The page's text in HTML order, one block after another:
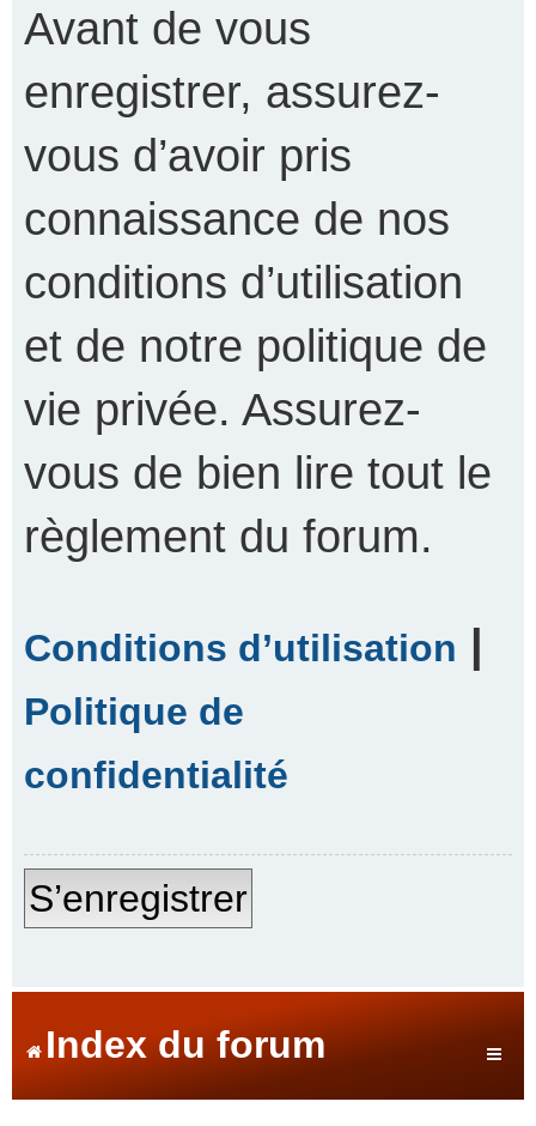
Avant de vous
enregistrer, assurez-
vous d’avoir pris
connaissance de nos
conditions d’utilisation
et de notre politique de
vie privée. Assurez-
vous de bien lire tout le
règlement du forum.
Conditions d’utilisation |
Politique de
confidentialité
S’enregistrer
Index du forum